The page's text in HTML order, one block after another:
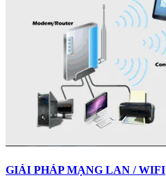
GIẢI PHÁP MẠNG LAN / WIFI